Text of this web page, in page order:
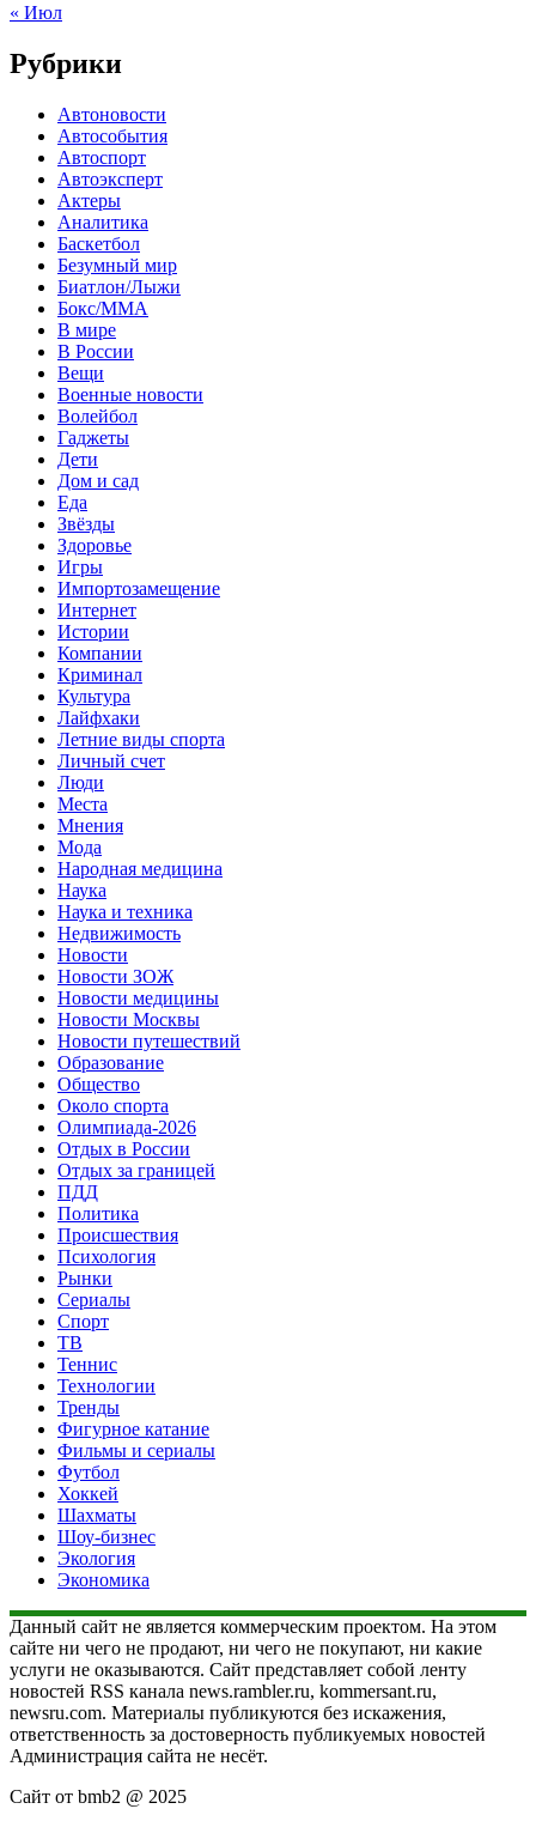
« Июл
Рубрики
Автоновости
Автособытия
Автоспорт
Автоэксперт
Актеры
Аналитика
Баскетбол
Безумный мир
Биатлон/Лыжи
Бокс/MMA
В мире
В России
Вещи
Военные новости
Волейбол
Гаджеты
Дети
Дом и сад
Еда
Звёзды
Здоровье
Игры
Импортозамещение
Интернет
Истории
Компании
Криминал
Культура
Лайфхаки
Летние виды спорта
Личный счет
Люди
Места
Мнения
Мода
Народная медицина
Наука
Наука и техника
Недвижимость
Новости
Новости ЗОЖ
Новости медицины
Новости Москвы
Новости путешествий
Образование
Общество
Около спорта
Олимпиада-2026
Отдых в России
Отдых за границей
ПДД
Политика
Происшествия
Психология
Рынки
Сериалы
Спорт
ТВ
Теннис
Технологии
Тренды
Фигурное катание
Фильмы и сериалы
Футбол
Хоккей
Шахматы
Шоу-бизнес
Экология
Экономика
Данный сайт не является коммерческим проектом. На этом
сайте ни чего не продают, ни чего не покупают, ни какие
услуги не оказываются. Сайт представляет собой ленту
новостей RSS канала news.rambler.ru, kommersant.ru,
newsru.com. Материалы публикуются без искажения,
ответственность за достоверность публикуемых новостей
Администрация сайта не несёт.
Сайт от bmb2 @ 2025